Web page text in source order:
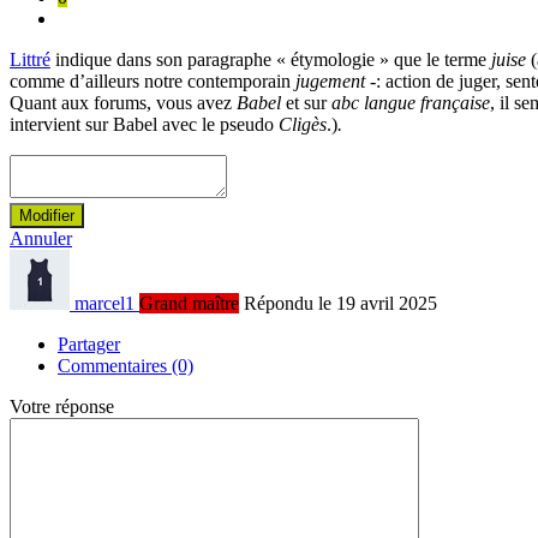
Littré indique dans son paragraphe « étymologie » que le terme juise
comme d’ailleurs notre contemporain jugement-: action de juger,
Quant aux forums, vous avez Babel et surabc langue française, il
intervient sur Babel avec le pseudo Cligès.).
Modifier
Annuler
marcel1 Grand maître Répondu le 19 avril 2025
Partager
Commentaires (0)
Votre réponse